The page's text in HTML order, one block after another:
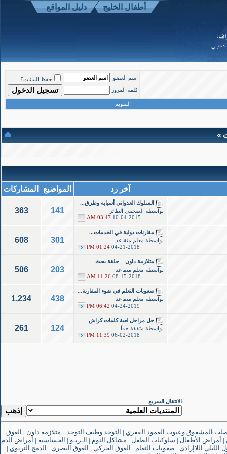
أطفال الخليج دليل المواقع
اسم العضو
حفظ البيانات؟
كلمة المرور
التقويم
»
آخر رد المواضيع المشاركات
السلوك العدواني أسبابه وطرق...
بواسطة
الصحفي الطائر
10-04-2015
03:47 AM
141
363
مقارنات دولية في الخدمات...
بواسطة معلم متقاعد
04-21-2018
01:24 PM
301
608
متلازمة داون – حلقة بحث
بواسطة معلم متقاعد
08-15-2018
11:26 AM
203
506
صعوبات التعلم في ضوء المقارنة...
بواسطة معلم متقاعد
04-24-2019
06:42 PM
438
1,234
حل مراحل لعبة كلمات كراش
بواسطة مثقفة جداً
06-02-2018
11:39 PM
124
261
الانتقال السريع
المشقوق وعيوب العمود الفقري | التوحد وطيف التوحد | متلازمة داون | العوق
| أمراض الأطفال | سلوكيات الطفل | مشاكل النوم | الـربـو | الحساسية | أمراض الدم
الليلي اللاإرادي | صعوبات التعلم | العوق الحركي | العوق البصري | الدمج التربوي |